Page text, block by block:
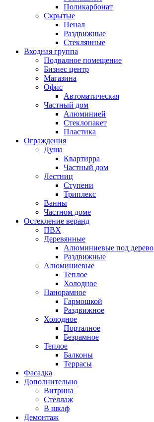
Поликарбонат
Скрытые
Пенал
Раздвижные
Стеклянные
Входная группа
Подвалное помещение
Бизнес центр
Магазина
Офис
Автоматическая
Частный дом
Алюминией
Стеклопакет
Пластика
Ограждения
Душа
Квартирра
Частный дом
Лестниц
Ступени
Триплекс
Ванны
Частном доме
Остекление веранд
ПВХ
Деревянные
Алюминиевые под дерево
Раздвижные
Алюминиевые
Теплое
Холодное
Панорамное
Гармошкой
Раздвижное
Холодное
Порталное
Безрамное
Теплое
Балконы
Террасы
Фасадка
Дополнительно
Витрина
Стеллаж
В шкаф
Демонтаж